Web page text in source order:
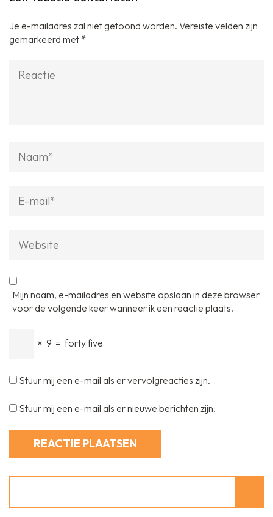
Je e-mailadres zal niet getoond worden. Vereiste velden zijn
gemarkeerd met *
mail*
Mijn naam, e-mailadres en website opslaan in deze browser
voor de volgende keer wanneer ik een reactie plaats.
× 9 = forty five
Stuur mij een e-mail als er vervolgreacties zijn.
Stuur mij een e-mail als er nieuwe berichten zijn.